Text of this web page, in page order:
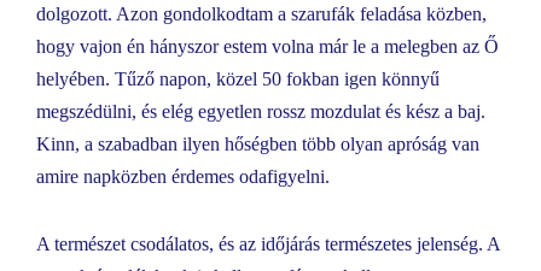
dolgozott. Azon gondolkodtam a szarufák feladása közben,
hogy vajon én hányszor estem volna már le a melegben az Ő
helyében. Tűző napon, közel 50 fokban igen könnyű
megszédülni, és elég egyetlen rossz mozdulat és kész a baj.
Kinn, a szabadban ilyen hőségben több olyan apróság van
amire napközben érdemes odafigyelni.
A természet csodálatos, és az időjárás természetes jelenség. A